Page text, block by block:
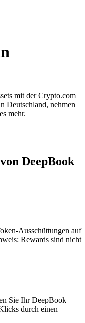
mit der Crypto.com
Deutschland, nehmen
mehr.
DeepBook
Ausschüttungen auf
Rewards sind nicht
Sie Ihr DeepBook
durch einen